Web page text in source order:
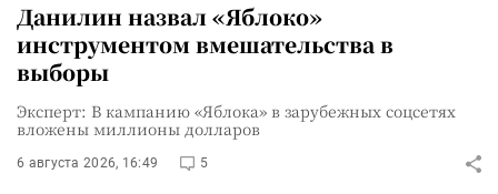
Данилин назвал «Яблоко»
инструментом вмешательства в
выборы
Эксперт: В кампанию «Яблока» в зарубежных соцсетях
вложены миллионы долларов
6 августа 2026, 16:49 5